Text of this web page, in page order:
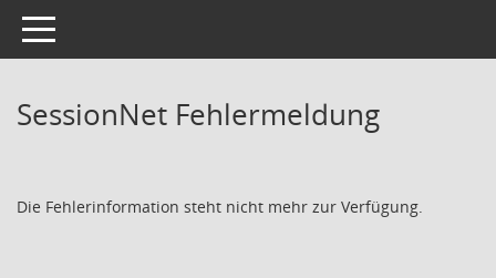
Toggle navigation
SessionNet Fehlermeldung
Die Fehlerinformation steht nicht mehr zur Verfügung.